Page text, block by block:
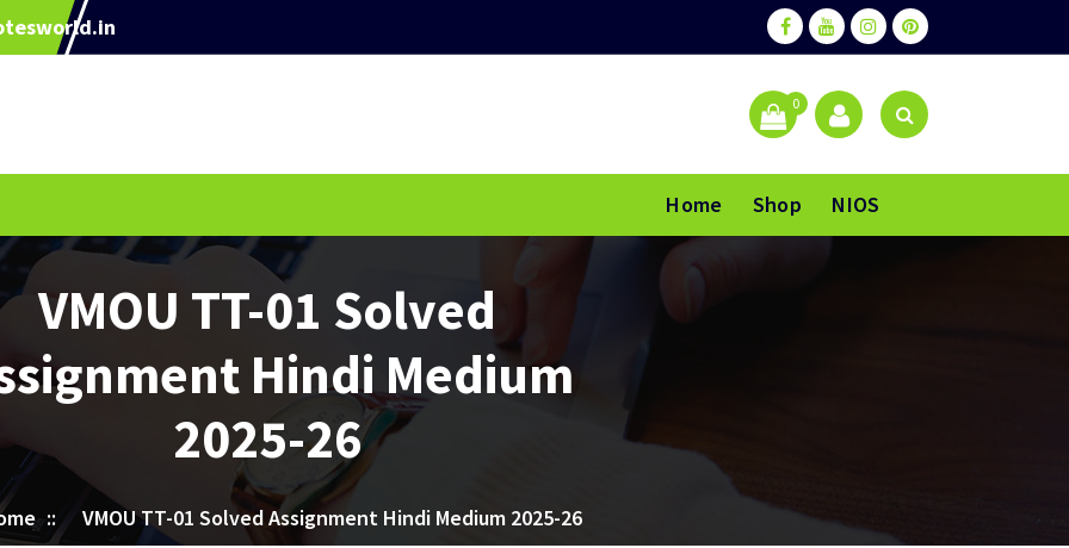
0
Home Shop NIOS
VMOU TT-01 Solved
Hindi Medium
2025-26
:: VMOU TT-01 Solved Assignment Hindi Medium 2025-26